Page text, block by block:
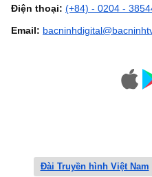
Điện thoại: (+84) - 0204 -
Email:
Đài Truyền hình Việt Nam